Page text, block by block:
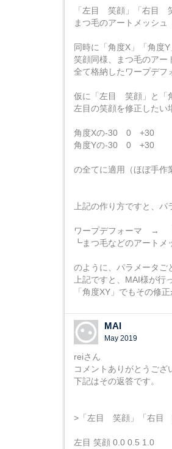
「左目 笑顔」「右目
まつ毛のアートメッシュ
同時に「角度X」「角度
笑顔同様、まつ毛のアー
全て格納したワープデフ
仮に「左目 笑顔」と「
左目の笑顔を修正したい
角度Xの-30 0 +30
角度Yの-30 0 +30
の全てに適用（ほぼ手作
上記の作り方ですと、
ワープデフォーマ → 「
┗まつ毛などのアート
のように、パラメータご
上記ですと、MAI様が
「角度XY」でもその修
MAI
May 2019
reiさん
コメントありがとうござ
下記はその返答です。
>「左目 笑顔」「右目
左目 笑顔 0.0 0.5 1.0